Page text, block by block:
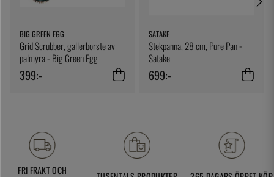
BIG GREEN EGG
Grid Scrubber, gallerborste av
palmyra - Big Green Egg
399:-
SATAKE
Stekpanna, 28 cm, Pure Pan -
Satake
699:-
FRI FRAKT OCH